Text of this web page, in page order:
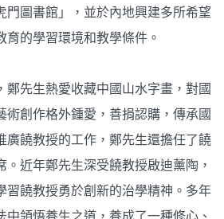
門圖書館」，並於內地興建多所希望
的學習環境和教學條件。
鄭先生熱愛收藏中國山水字畫，對國
術創作格外鍾愛，善捐認購，傳承國
廣饒教授的工作，鄭先生還擔任了饒
近年鄭先生深受饒教授啟迪薰陶，
習饒教授勇於創新的治學精神。多年